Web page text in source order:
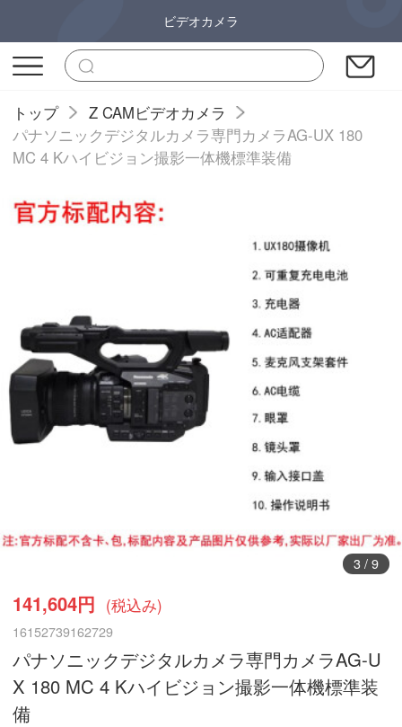
ビデオカメラ
トップ
Z CAMビデオカメラ
パナソニックデジタルカメラ専門カメラAG-UX 180
MC 4 Kハイビジョン撮影一体機標準装備
3/ 9
141,604円 (税込み)
16152739162729
パナソニックデジタルカメラ専門カメラAG-U
X 180 MC 4 Kハイビジョン撮影一体機標準装
備